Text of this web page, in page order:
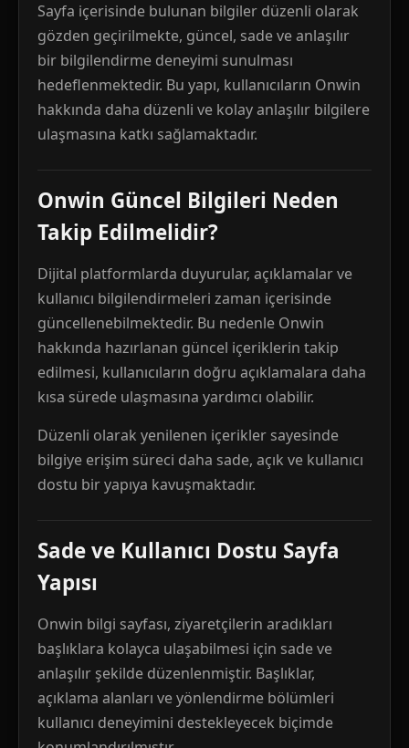
Sayfa içerisinde bulunan bilgiler düzenli olarak
gözden geçirilmekte, güncel, sade ve anlaşılır
bir bilgilendirme deneyimi sunulması
hedeflenmektedir. Bu yapı, kullanıcıların Onwin
hakkında daha düzenli ve kolay anlaşılır bilgilere
ulaşmasına katkı sağlamaktadır.
Onwin Güncel Bilgileri Neden
Takip Edilmelidir?
Dijital platformlarda duyurular, açıklamalar ve
kullanıcı bilgilendirmeleri zaman içerisinde
güncellenebilmektedir. Bu nedenle Onwin
hakkında hazırlanan güncel içeriklerin takip
edilmesi, kullanıcıların doğru açıklamalara daha
kısa sürede ulaşmasına yardımcı olabilir.
Düzenli olarak yenilenen içerikler sayesinde
bilgiye erişim süreci daha sade, açık ve kullanıcı
dostu bir yapıya kavuşmaktadır.
Sade ve Kullanıcı Dostu Sayfa
Yapısı
Onwin bilgi sayfası, ziyaretçilerin aradıkları
başlıklara kolayca ulaşabilmesi için sade ve
anlaşılır şekilde düzenlenmiştir. Başlıklar,
açıklama alanları ve yönlendirme bölümleri
kullanıcı deneyimini destekleyecek biçimde